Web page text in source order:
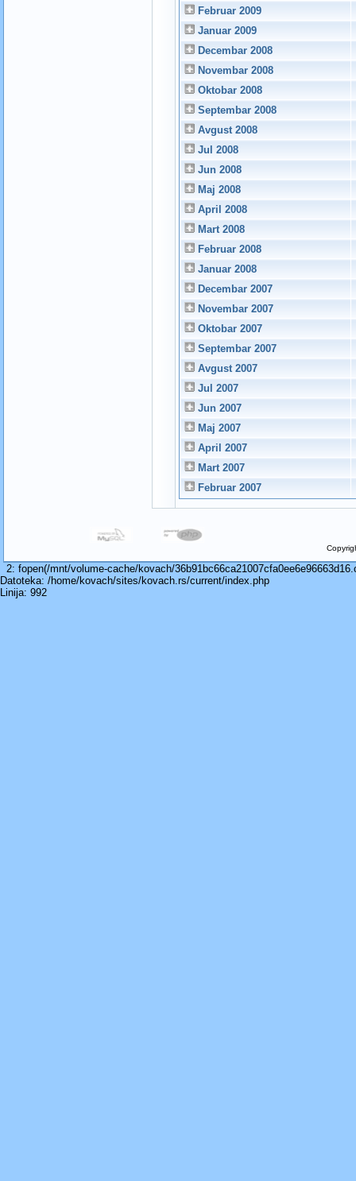
Februar 2009
Januar 2009
Decembar 2008
Novembar 2008
Oktobar 2008
Septembar 2008
Avgust 2008
Jul 2008
Jun 2008
Maj 2008
April 2008
Mart 2008
Februar 2008
Januar 2008
Decembar 2007
Novembar 2007
Oktobar 2007
Septembar 2007
Avgust 2007
Jul 2007
Jun 2007
Maj 2007
April 2007
Mart 2007
Februar 2007
2: fopen(/mnt/volume-cache/kovach/
Datoteka: /home/kovach/sites/kovach.rs/current/index.php
Linija: 992